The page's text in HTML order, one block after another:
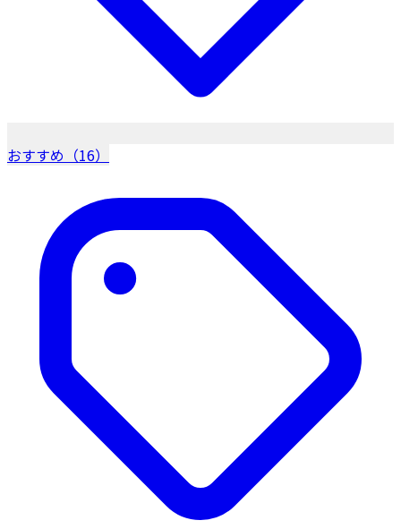
おすすめ（16）